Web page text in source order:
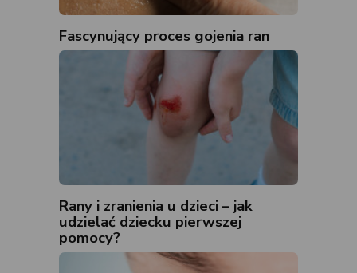
Fascynujący proces gojenia ran
Rany i zranienia u dzieci – jak
udzielać dziecku pierwszej
pomocy?